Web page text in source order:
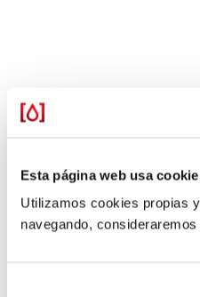
Esta página web usa
Utilizamos cookies propias
navegando,